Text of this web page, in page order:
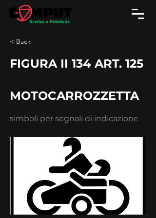
< Back
FIGURA II 134 ART. 125
MOTOCARROZZETTA
simboli per segnali di indicazione